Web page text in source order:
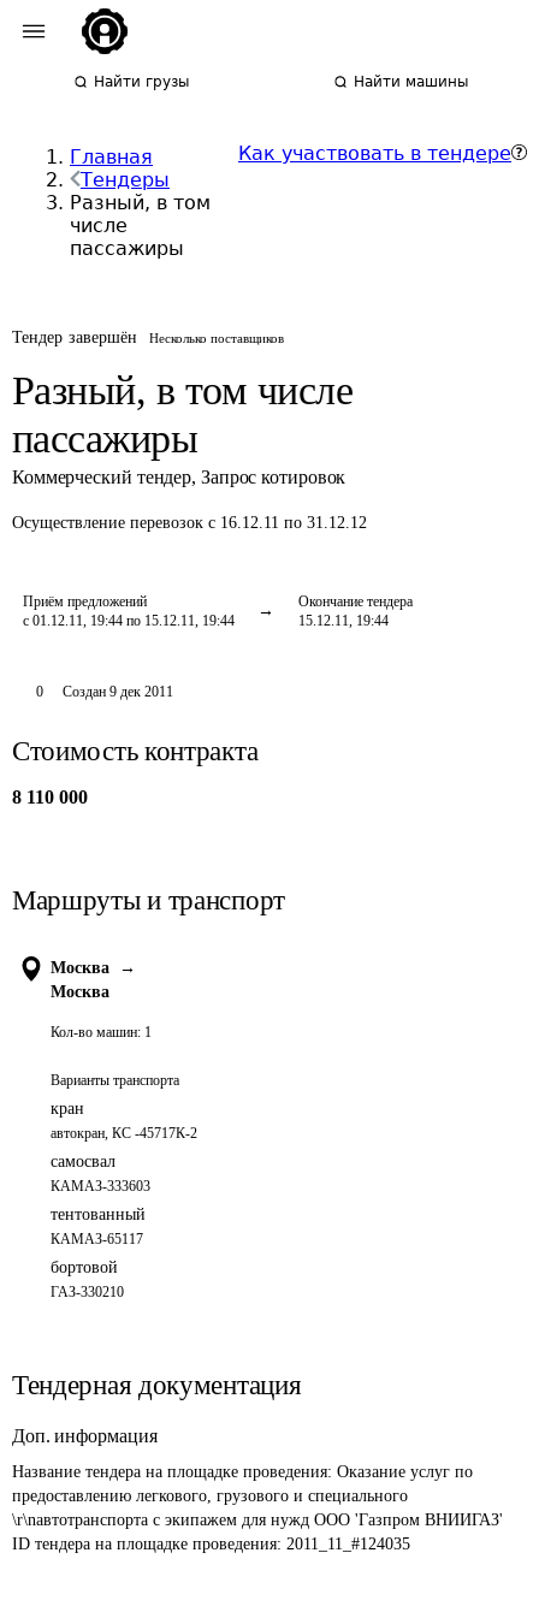
Найти грузы Найти машины
Главная
Тендеры
Разный, в том
числе
пассажиры
Как участвовать в тендере
Тендер завершён Несколько поставщиков
Разный, в том числе
пассажиры
Коммерческий тендер, Запрос котировок
Осуществление перевозок с 16.12.11 по 31.12.12
Приём предложений
с 01.12.11, 19:44 по 15.12.11, 19:44
Окончание тендера
15.12.11, 19:44
0 Создан 9 дек 2011
Стоимость контракта
8 110 000
Маршруты и транспорт
Москва
→
Москва
Кол-во машин: 1
Варианты транспорта
кран
автокран, КС -45717К-2
самосвал
КАМАЗ-333603
тентованный
КАМАЗ-65117
бортовой
ГАЗ-330210
Тендерная документация
Доп. информация
Название тендера на площадке проведения: Оказание услуг по
предоставлению легкового, грузового и специального
\r\nавтотранспорта с экипажем для нужд ООО 'Газпром ВНИИГАЗ'
ID тендера на площадке проведения: 2011_11_#124035